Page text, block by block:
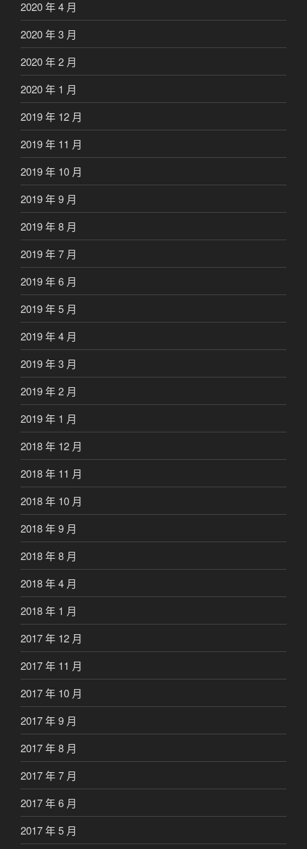
2020 年 4 月
2020 年 3 月
2020 年 2 月
2020 年 1 月
2019 年 12 月
2019 年 11 月
2019 年 10 月
2019 年 9 月
2019 年 8 月
2019 年 7 月
2019 年 6 月
2019 年 5 月
2019 年 4 月
2019 年 3 月
2019 年 2 月
2019 年 1 月
2018 年 12 月
2018 年 11 月
2018 年 10 月
2018 年 9 月
2018 年 8 月
2018 年 4 月
2018 年 1 月
2017 年 12 月
2017 年 11 月
2017 年 10 月
2017 年 9 月
2017 年 8 月
2017 年 7 月
2017 年 6 月
2017 年 5 月